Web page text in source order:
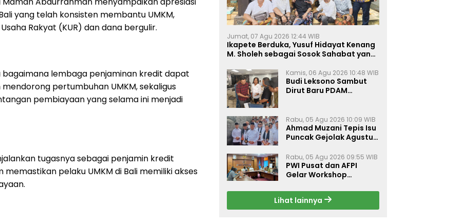
yang telah konsisten membantu UMKM,
Rakyat (KUR) dan dana bergulir.
lembaga penjaminan kredit dapat
pertumbuhan UMKM, sekaligus
pembiayaan yang selama ini menjadi
tugasnya sebagai penjamin kredit
pelaku UMKM di Bali memiliki akses
Jumat, 07 Agu 2026 12:44 WIB
Ikapete Berduka, Yusuf Hidayat Kenang
M. Sholeh sebagai Sosok Sahabat yang
Kamis, 06 Agu 2026 10:48 WIB
Budi Leksono Sambut
Dirut Baru PDAM
Makin Prima
Rabu, 05 Agu 2026 10:09 WIB
Ahmad Muzani Tepis Isu
Puncak Gejolak Agustus
Perkuat Persatuan
Rabu, 05 Agu 2026 09:55 WIB
PWI Pusat dan AFPI
Gelar Workshop
Inklusi Keuangan, dan
Perlindungan Publik
Lihat lainnya